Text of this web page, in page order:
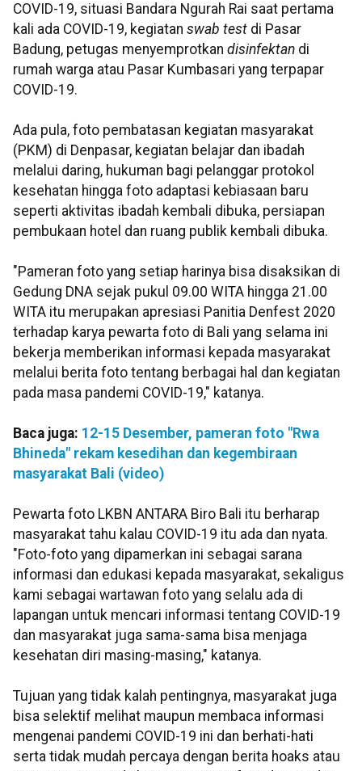
COVID-19, situasi Bandara Ngurah Rai saat pertama
kali ada COVID-19, kegiatan swab test di Pasar
Badung, petugas menyemprotkan disinfektan di
rumah warga atau Pasar Kumbasari yang terpapar
COVID-19.
Ada pula, foto pembatasan kegiatan masyarakat
(PKM) di Denpasar, kegiatan belajar dan ibadah
melalui daring, hukuman bagi pelanggar protokol
kesehatan hingga foto adaptasi kebiasaan baru
seperti aktivitas ibadah kembali dibuka, persiapan
pembukaan hotel dan ruang publik kembali dibuka.
"Pameran foto yang setiap harinya bisa disaksikan di
Gedung DNA sejak pukul 09.00 WITA hingga 21.00
WITA itu merupakan apresiasi Panitia Denfest 2020
terhadap karya pewarta foto di Bali yang selama ini
bekerja memberikan informasi kepada masyarakat
melalui berita foto tentang berbagai hal dan kegiatan
pada masa pandemi COVID-19," katanya.
Baca juga: 12-15 Desember, pameran foto "Rwa
Bhineda" rekam kesedihan dan kegembiraan
masyarakat Bali (video)
Pewarta foto LKBN ANTARA Biro Bali itu berharap
masyarakat tahu kalau COVID-19 itu ada dan nyata.
"Foto-foto yang dipamerkan ini sebagai sarana
informasi dan edukasi kepada masyarakat, sekaligus
kami sebagai wartawan foto yang selalu ada di
lapangan untuk mencari informasi tentang COVID-19
dan masyarakat juga sama-sama bisa menjaga
kesehatan diri masing-masing," katanya.
Tujuan yang tidak kalah pentingnya, masyarakat juga
bisa selektif melihat maupun membaca informasi
mengenai pandemi COVID-19 ini dan berhati-hati
serta tidak mudah percaya dengan berita hoaks atau